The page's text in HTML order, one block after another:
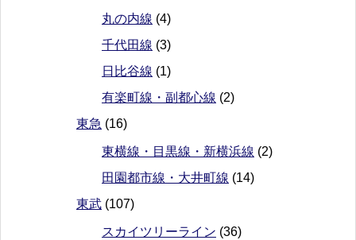
丸の内線 (4)
千代田線 (3)
日比谷線 (1)
有楽町線・副都心線 (2)
東急 (16)
東横線・目黒線・新横浜線 (2)
田園都市線・大井町線 (14)
東武 (107)
スカイツリーライン (36)